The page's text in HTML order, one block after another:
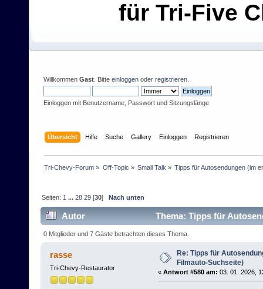
für Tri-Five
Willkommen Gast . Bitte einloggen oder registrieren
Einloggen mit Benutzername, Passwort und Sitzungslänge
Übersicht Hilfe Suche Gallery Einloggen Registrieren
Tri-Chevy-Forum » Off-Topic » Small Talk » Tipps für Autosendungen (im
Seiten:1 ...28 29 [30] Nach unten
Autor
Thema: Tipps für
mal)
0 Mitglieder und 7 Gäste betrachten dieses Thema.
rasse
Tri-Chevy-Restaurator
Re: Tipps für
Filmauto-Suchseite)
« Antwort #580 am: 03. 01. 2026,